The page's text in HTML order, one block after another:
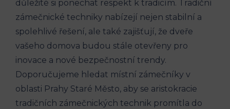
důležité si ponechat respekt k tradicím. Tradiční
zámečnické techniky nabízejí nejen stabilní a
spolehlivé řešení, ale také zajišťují, že dveře
vašeho domova budou stále otevřeny pro
inovace a nové bezpečnostní trendy.
Doporučujeme hledat místní zámečníky v
oblasti Prahy Staré Město, aby se aristokracie
tradičních zámečnických technik promítla do